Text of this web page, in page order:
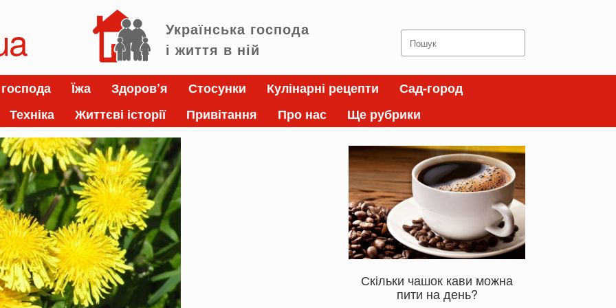
Українська господа
і життя в ній
Search
for:
Їжа Здоров’я Стосунки Кулінарні рецепти
Сад-город
Техніка Життєві історії Привітання Про нас Ще рубрики
Скільки чашок кави можна
пити на день?